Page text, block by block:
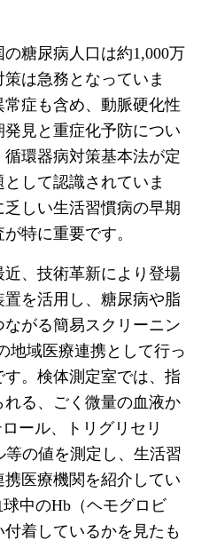
糖尿病人口は約1,000万
は急務となっていま
症も含め、動脈硬化性
見と重症化予防につい
環器病対策基本法が定
して認識されていま
しい生活習慣病の早期
特に重要です。
、技術革新により登場
を活用し、糖尿病や脂
がる簡易スクリーニン
地域医療連携として行っ
。検体測定室では、指
る、ごく微量の血液か
ール、トリグリセリ
等の値を測定し、生活習
医療機関を紹介してい
中のHb（ヘモグロビ
着しているかを見たも